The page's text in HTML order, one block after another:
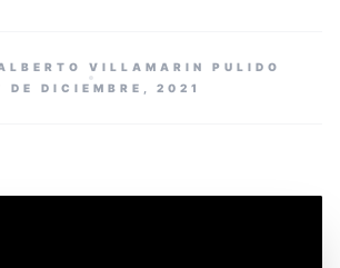
VILLAMARIN PULIDO
DE DICIEMBRE, 2021